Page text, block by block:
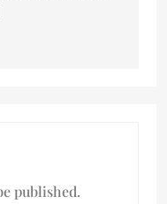
published.